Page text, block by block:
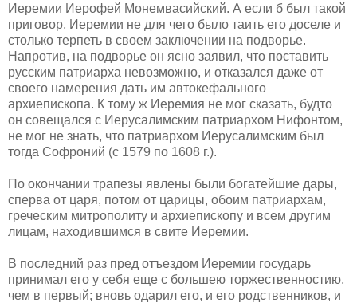
Иеремии Иерофей Монемвасийский. А если б был такой
приговор, Иеремии не для чего было таить его доселе и
столько терпеть в своем заключении на подворье.
Напротив, на подворье он ясно заявил, что поставить
русским патриарха невозможно, и отказался даже от
своего намерения дать им автокефального
архиепископа. К тому ж Иеремия не мог сказать, будто
он совещался с Иерусалимским патриархом Нифонтом,
не мог не знать, что патриархом Иерусалимским был
тогда Софроний (с 1579 по 1608 г.).
По окончании трапезы явлены были богатейшие дары,
сперва от царя, потом от царицы, обоим патриархам,
греческим митрополиту и архиепископу и всем другим
лицам, находившимся в свите Иеремии.
В последний раз пред отъездом Иеремии государь
принимал его у себя еще с большею торжественностию,
чем в первый; вновь одарил его, и его родственников, и